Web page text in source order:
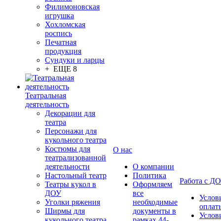
Филимоновская
игрушка
Хохломская
роспись
Печатная
продукция
Сундуки и ларцы
+ ЕЩЕ 8
Театральная
деятельность
Декорации для
театра
Персонажи для
кукольного театра
Костюмы для
театрализованной
деятельности
Настольный театр
Театры кукол в
ДОУ
Уголки ряжения
Ширмы для
О нас
О компании
Политика
Оформляем
все
необходимые
документы в
Работа с